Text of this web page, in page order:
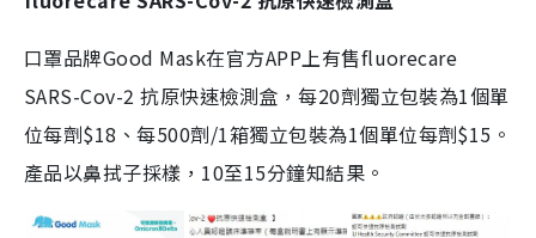
口罩品牌Good Mask在官方APP上有售fluorecare
SARS-Cov-2 抗原快速檢測盒，每20劑獨立包裝為1個單
位每劑$18、每500劑/1箱獨立包裝為1個單位每劑$15。
產品以鼻拭子採樣，10至15分鐘知結果。